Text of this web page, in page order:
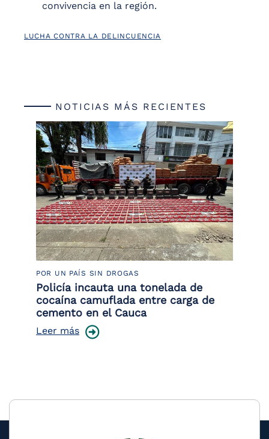
convivencia en la región.
LUCHA CONTRA LA DELINCUENCIA
NOTICIAS MÁS RECIENTES
POR UN PAÍS SIN DROGAS
Policía incauta una tonelada de
cocaína camuflada entre carga de
cemento en el Cauca
Leer más